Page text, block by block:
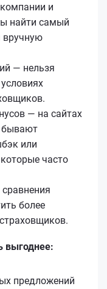
и
найти самый
вручную
— нельзя
— на сайтах
бывают
или
часто
более
выгоднее:
предложений